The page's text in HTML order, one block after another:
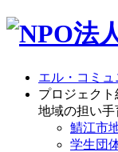
エル・コミ
プロジェクト
地域の担い手
鯖江市
学生団